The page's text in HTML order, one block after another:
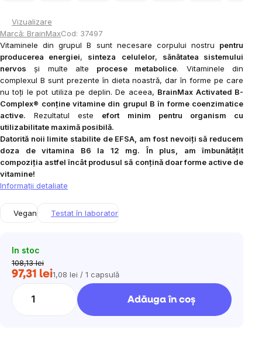
Vizualizare
Marcă: BrainMaxCod: 37497
Vitaminele din grupul B sunt necesare corpului nostru pentru
producerea energiei, sinteza celulelor, sănătatea sistemului
nervos și multe alte procese metabolice. Vitaminele din
complexul B sunt prezente în dieta noastră, dar în forme pe care
nu toți le pot utiliza pe deplin.De aceea, BrainMax Activated B-
Complex® conține vitamine din grupul B în forme coenzimatice
active. Rezultatul este efort minim pentru organism cu
utilizabilitate maximă posibilă.
Datorită noii limite stabilite de EFSA, am fost nevoiți să reducem
doza de vitamina B6 la 12 mg. În plus, am îmbunătățit
compoziția astfel încât produsul să conțină doar forme active de
vitamine!
Informaţii detaliate
Vegan Testat în laborator
In stoc
108,13 lei
97,31 leiEvaluare
1,08 lei / 1 capsulă
Adăuga în coş